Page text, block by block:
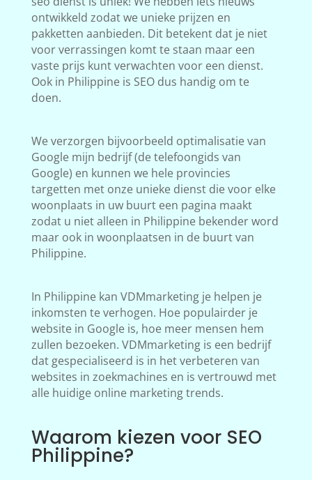
ontwikkeld zodat we unieke prijzen en
pakketten aanbieden. Dit betekent dat je niet
voor verrassingen komt te staan maar een
vaste prijs kunt verwachten voor een dienst.
Ook in Philippine is SEO dus handig om te
doen.
We verzorgen bijvoorbeeld optimalisatie van
Google mijn bedrijf (de telefoongids van
Google) en kunnen we hele provincies
targetten met onze unieke dienst die voor elke
woonplaats in uw buurt een pagina maakt
zodat u niet alleen in Philippine bekender word
maar ook in woonplaatsen in de buurt van
Philippine.
In Philippine kan VDMmarketing je helpen je
inkomsten te verhogen. Hoe populairder je
website in Google is, hoe meer mensen hem
zullen bezoeken. VDMmarketing is een bedrijf
dat gespecialiseerd is in het verbeteren van
websites in zoekmachines en is vertrouwd met
alle huidige online marketing trends.
Waarom kiezen voor SEO
Philippine?